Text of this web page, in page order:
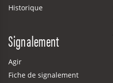
Historique
Signalement
Agir
Fiche de signalement